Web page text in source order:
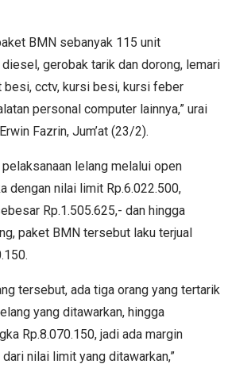
BMN sebanyak 115 unit
gerobak tarik dan dorong, lemari
besi, cctv, kursi besi, kursi feber
personal computer lainnya,” urai
Fazrin, Jum’at (23/2).
lelang melalui open
dengan nilai limit Rp.6.022.500,
Rp.1.505.625,- dan hingga
paket BMN tersebut laku terjual
tersebut, ada tiga orang yang tertarik
yang ditawarkan, hingga
Rp.8.070.150, jadi ada margin
nilai limit yang ditawarkan,”